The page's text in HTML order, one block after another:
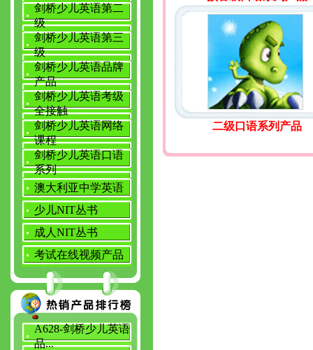
剑桥少儿英语第二
级
剑桥少儿英语第三
级
剑桥少儿英语品牌
产品
剑桥少儿英语考级
全接触
剑桥少儿英语网络
课程
剑桥少儿英语口语
系列
澳大利亚中学英语
少儿NIT丛书
成人NIT丛书
考试在线视频产品
A628-剑桥少儿英语
品...
二级口语系列产品